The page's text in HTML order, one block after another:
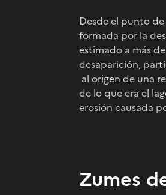
Desde el punto
formada por la
estimado a más
desaparición,
al origen de una
de lo que era el
erosión causada
Zumes